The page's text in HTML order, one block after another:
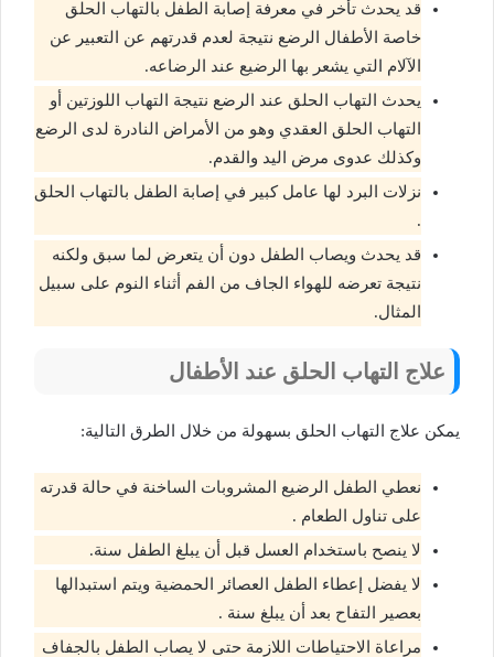
قد يحدث تأخر في معرفة إصابة الطفل بالتهاب الحلق
خاصة الأطفال الرضع نتيجة لعدم قدرتهم عن التعبير عن
الآلام التي يشعر بها الرضيع عند الرضاعه.
يحدث التهاب الحلق عند الرضع نتيجة التهاب اللوزتين أو
التهاب الحلق العقدي وهو من الأمراض النادرة لدى الرضع
وكذلك عدوى مرض اليد والقدم.
نزلات البرد لها عامل كبير في إصابة الطفل بالتهاب الحلق
.
قد يحدث ويصاب الطفل دون أن يتعرض لما سبق ولكنه
نتيجة تعرضه للهواء الجاف من الفم أثناء النوم على سبيل
المثال.
علاج التهاب الحلق عند الأطفال
يمكن علاج التهاب الحلق بسهولة من خلال الطرق التالية:
نعطي الطفل الرضيع المشروبات الساخنة في حالة قدرته
على تناول الطعام .
لا ينصح باستخدام العسل قبل أن يبلغ الطفل سنة.
لا يفضل إعطاء الطفل العصائر الحمضية ويتم استبدالها
بعصير التفاح بعد أن يبلغ سنة .
مراعاة الاحتياطات اللازمة حتى لا يصاب الطفل بالجفاف